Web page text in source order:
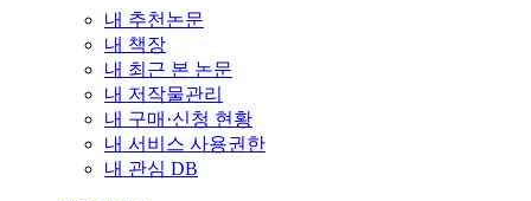
내 추천논문
내 책장
내 최근 본 논문
내 저작물관리
내 구매·신청 현황
내 서비스 사용권한
내 관심 DB